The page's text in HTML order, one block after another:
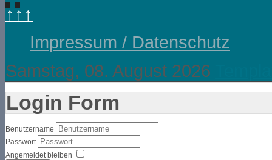
↑↑↑
Impressum / Datenschutz
Samstag, 08. August 2026
Login Form
Benutzername
Passwort
Angemeldet bleiben